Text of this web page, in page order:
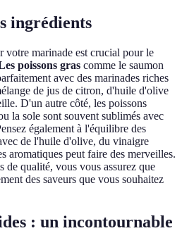
ingrédients
votre marinade est crucial pour le
poissons gras comme le saumon
avec des marinades riches
de jus de citron, d'huile d'olive
D'un autre côté, les poissons
la sole sont souvent sublimés avec
également à l'équilibre des
de l'huile d'olive, du vinaigre
aromatiques peut faire des merveilles.
de qualité, vous vous assurez que
des saveurs que vous souhaitez
: un incontournable